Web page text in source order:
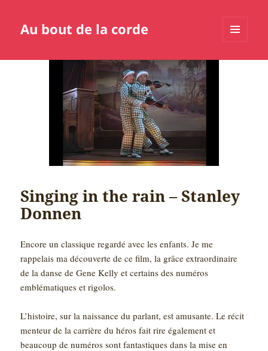
Au bout de la corde
Singing in the rain – Stanley
Donnen
Encore un classique regardé avec les enfants. Je me
rappelais ma découverte de ce film, la grâce extraordinaire
de la danse de Gene Kelly et certains des numéros
emblématiques et rigolos.
L’histoire, sur la naissance du parlant, est amusante. Le récit
menteur de la carrière du héros fait rire également et
beaucoup de numéros sont fantastiques dans la mise en